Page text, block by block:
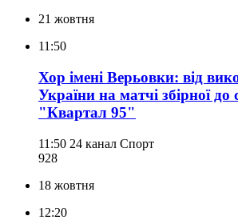
21 жовтня
11:50
Хор імені Верьовки: від
України на матчі збірної до
"Квартал 95"
11:50 24 канал Спорт
928
18 жовтня
12:20